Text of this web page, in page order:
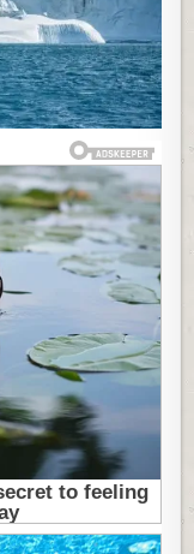
SVETU,
JE
OD
10
BEOGRADA!
OTKINUO
SE
OD
ANTARKTIKA,
BIO
ZAROBLJEN
VIŠE
OD
30
GODINA,
NAUČNICI
SE
PITAJU
(VIDEO)